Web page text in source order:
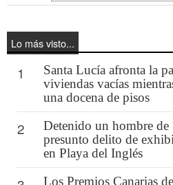
Lo más visto...
1
Santa Lucía afronta la
viviendas vacías
una docena de pisos
2
Detenido un hombre de
presunto delito de
en Playa del Inglés
Los Premios Canarias